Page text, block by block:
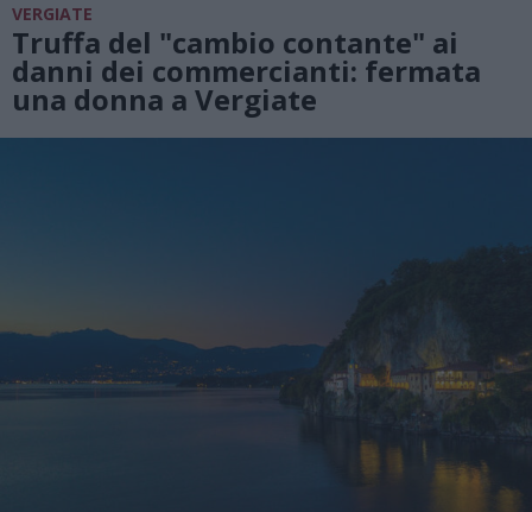
VERGIATE
Truffa del "cambio contante" ai
danni dei commercianti: fermata
una donna a Vergiate